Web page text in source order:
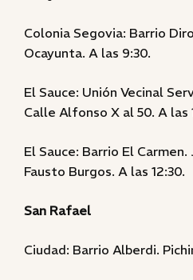
Colonia Segovia: Barrio
Ocayunta. A las 9:30.
El Sauce: Unión Vecinal
Calle Alfonso X al 50. A las
El Sauce: Barrio El
Fausto Burgos. A las 12:30.
San Rafael
Ciudad: Barrio Alberdi.